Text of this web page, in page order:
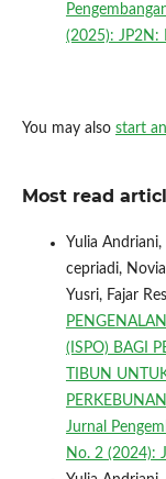
(2025): JP2N:
You may also start
Most read
Yulia
cepriadi,
Yusri, Fajar
(ISPO) BAGI
TIBUN
Jurnal
No. 2 (2024):